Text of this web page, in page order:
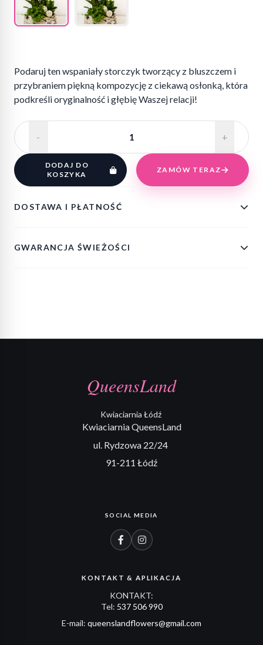
Podaruj ten wspaniały storczyk tworzący z bluszczem i
przybraniem piękną kompozycję z ciekawą osłonką, która
podkreśli oryginalność i głębię Waszej relacji!
- +
DODAJ DO
KOSZYKA
ZAMÓW TERAZ
DOSTAWA I PŁATNOŚĆ
GWARANCJA ŚWIEŻOŚCI
QueensLand
Kwiaciarnia Łódź
Kwiaciarnia QueensLand
ul. Rydzowa 22/24
91-211 Łódź
SOCIAL MEDIA
KONTAKT & APLIKACJA
KONTAKT:
Tel: 537 506 990
E-mail: queenslandflowers@gmail.com